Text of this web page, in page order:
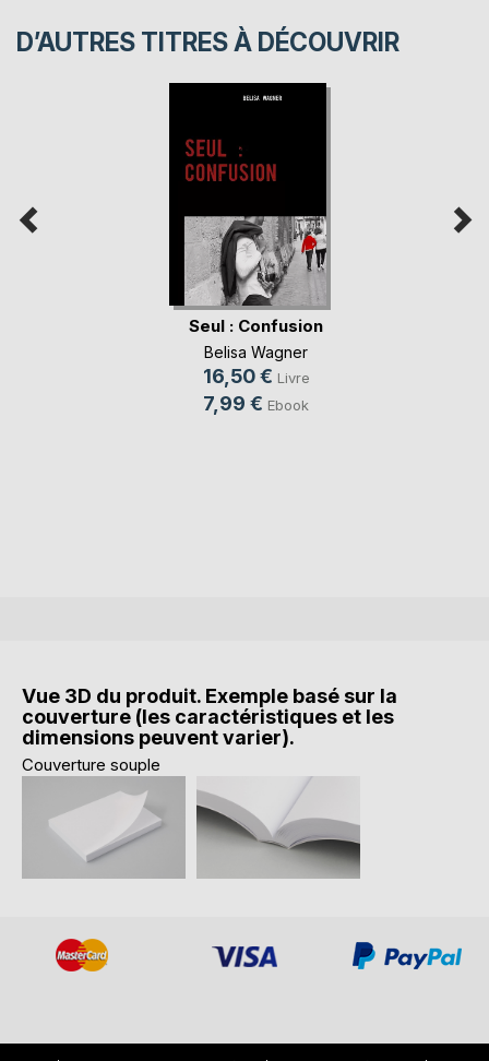
D’AUTRES TITRES À DÉCOUVRIR
Seul : Confusion
Belisa Wagner
16,50 € Livre
7,99 € Ebook
Vue 3D du produit. Exemple basé sur la
couverture (les caractéristiques et les
dimensions peuvent varier).
Couverture souple